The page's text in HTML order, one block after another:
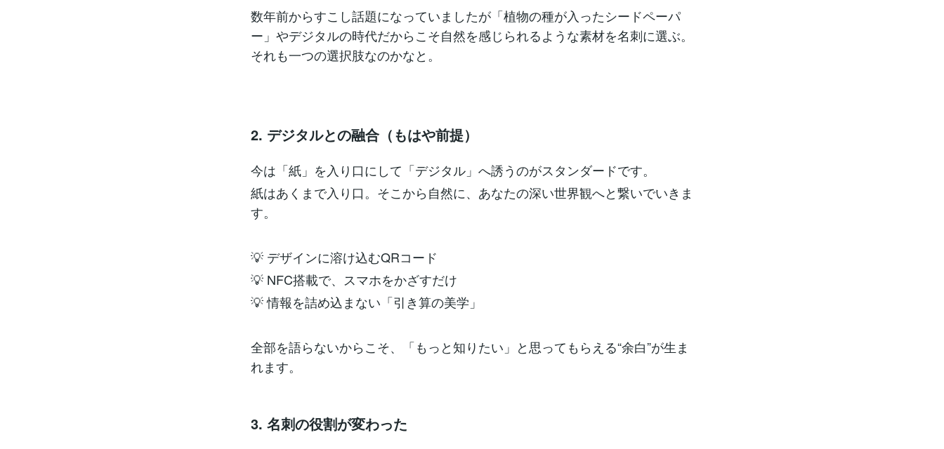
数年前からすこし話題になっていましたが「植物の種が入ったシードペーパ
ー」やデジタルの時代だからこそ自然を感じられるような素材を名刺に選ぶ。
それも一つの選択肢なのかなと。
2. デジタルとの融合（もはや前提）
今は「紙」を入り口にして「デジタル」へ誘うのがスタンダードです。
紙はあくまで入り口。そこから自然に、あなたの深い世界観へと繋いでいきま
す。
💡 デザインに溶け込むQRコード
💡 NFC搭載で、スマホをかざすだけ
💡 情報を詰め込まない「引き算の美学」
全部を語らないからこそ、「もっと知りたい」と思ってもらえる“余白”が生ま
れます。
3. 名刺の役割が変わった